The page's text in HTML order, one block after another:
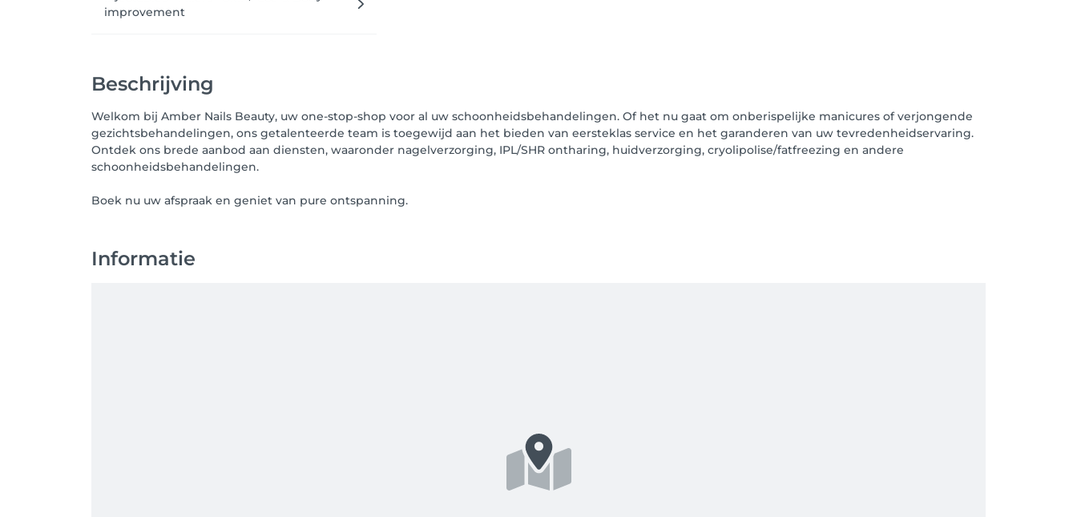
improvement
Beschrijving
Welkom bij Amber Nails Beauty, uw one-stop-shop voor al uw schoonheidsbehandelingen. Of het nu gaat om onberispelijke manicures of verjongende
gezichtsbehandelingen, ons getalenteerde team is toegewijd aan het bieden van eersteklas service en het garanderen van uw tevredenheidservaring.
Ontdek ons brede aanbod aan diensten, waaronder nagelverzorging, IPL/SHR ontharing, huidverzorging, cryolipolise/fatfreezing en andere
schoonheidsbehandelingen.
Boek nu uw afspraak en geniet van pure ontspanning.
Informatie